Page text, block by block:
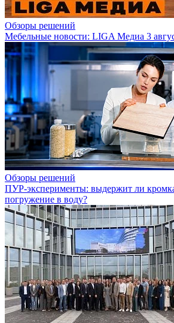
Обзоры решений
Мебельные новости: LIGA Медиа 3
Обзоры решений
ПУР-эксперименты: выдержит ли
погружение в воду?